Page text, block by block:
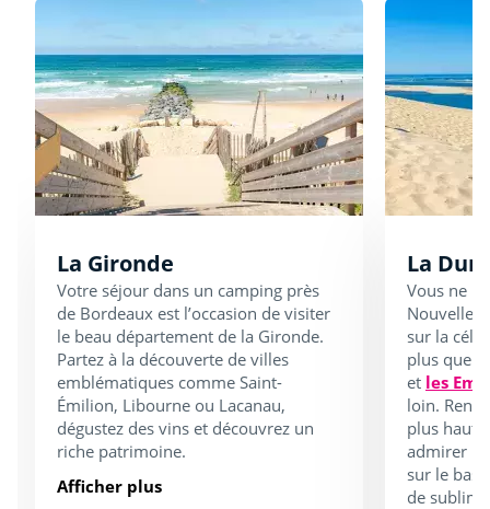
La Gironde
Votre séjour dans un camping près
de Bordeaux est l’occasion de visiter
le beau département de la Gironde.
Partez à la découverte de villes
emblématiques comme Saint-
Émilion, Libourne ou Lacanau,
dégustez des vins et découvrez un
riche patrimoine.
Afficher plus
La
Vous ne
Nouvelle-
sur la
plus que
et les
loin.
plus haute
admirer
sur le
de